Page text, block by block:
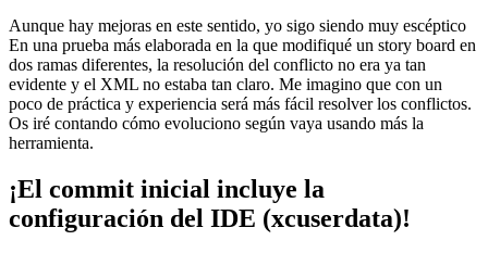
Aunque hay mejoras en este sentido, yo sigo siendo muy escéptico
En una prueba más elaborada en la que modifiqué un story board en
dos ramas diferentes, la resolución del conflicto no era ya tan
evidente y el XML no estaba tan claro. Me imagino que con un
poco de práctica y experiencia será más fácil resolver los conflictos.
Os iré contando cómo evoluciono según vaya usando más la
herramienta.
¡El commit inicial incluye la
configuración del IDE (xcuserdata)!